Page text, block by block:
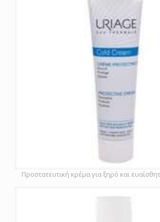
Προστατευτική κρέμα για ξηρό και